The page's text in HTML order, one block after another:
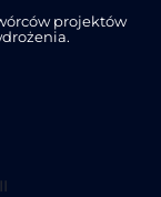
projektów